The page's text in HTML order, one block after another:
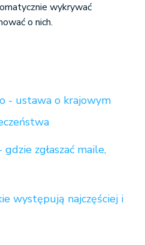
wykrywać
o nich.
- ustawa o krajowym
zgłaszać maile,
występują najczęściej i